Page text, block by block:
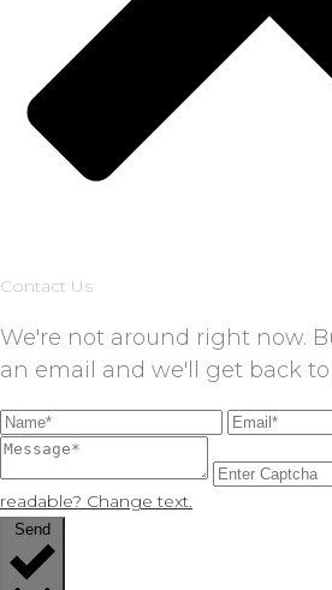
Contact Us
We're not around right now.
an email and we'll get back to
readable? Change text.
Send